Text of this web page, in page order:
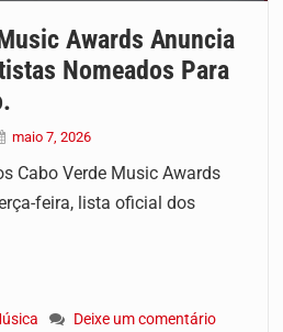
Awards Anuncia
Nomeados Para
maio 7, 2026
Cabo Verde Music Awards
feira, lista oficial dos
Deixe um comentário